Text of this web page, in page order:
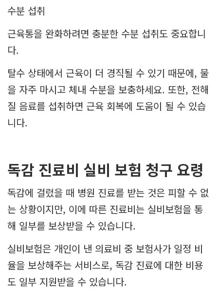
수분 섭취
근육통을 완화하려면 충분한 수분 섭취도 중요합니
다.
탈수 상태에서 근육이 더 경직될 수 있기 때문에, 물
을 자주 마시고 체내 수분을 보충하세요. 또한, 전해
질 음료를 섭취하면 근육 회복에 도움이 될 수 있습
니다.
독감 진료비 실비 보험 청구 요령
독감에 걸렸을 때 병원 진료를 받는 것은 피할 수 없
는 상황이지만, 이에 따른 진료비는 실비보험을 통
해 일부를 보상받을 수 있습니다.
실비보험은 개인이 낸 의료비 중 보험사가 일정 비
율을 보상해주는 서비스로, 독감 진료에 대한 비용
도 일부 지원받을 수 있습니다.